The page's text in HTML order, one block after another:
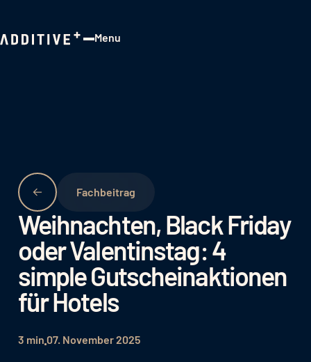
Menu
Fachbeitrag
Weihnachten, Black Friday
oder Valentinstag: 4
simple Gutscheinaktionen
für Hotels
3 min 07. November 2025